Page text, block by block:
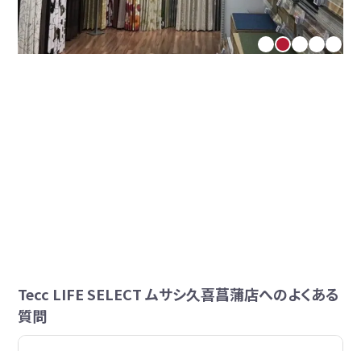
Tecc LIFE SELECT ムサシ久喜菖蒲店へのよくある
質問